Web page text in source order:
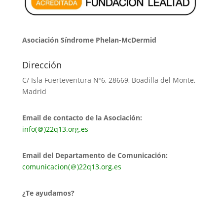
Asociación Síndrome Phelan-McDermid
Dirección
C/ Isla Fuerteventura Nº6, 28669, Boadilla del Monte,
Madrid
Email de contacto de la Asociación:
info(＠)22q13.org.es
Email del Departamento de Comunicación:
comunicacion(＠)22q13.org.es
¿Te ayudamos?